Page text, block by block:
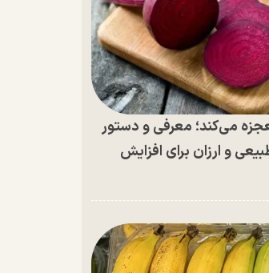
می‌کند؛ معرفی و دستور
و ارزان برای افزایش